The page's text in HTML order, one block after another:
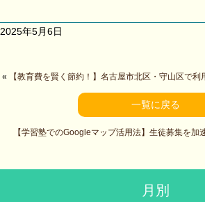
2025年5月6日
« 【教育費を賢く節約！】名古屋市北区・守山区で
一覧に戻る
【学習塾でのGoogleマップ活用法】生徒募集を加
月別